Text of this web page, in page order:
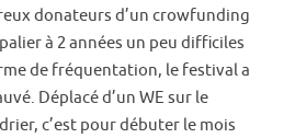
donateurs d’un crowfunding
à 2 années un peu difficiles
de fréquentation, le festival a
Déplacé d’un WE sur le
c’est pour débuter le mois